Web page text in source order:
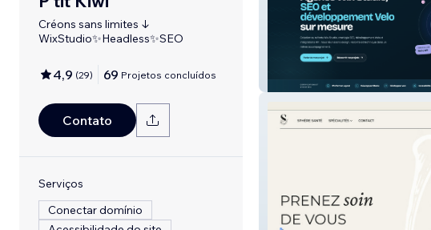
Créons sans limites ↓
WixStudio✨Headless✨SEO
4,9 (29) 69 Projetos concluídos
Contato
Serviços
Conectar domínio
P'tit Kiwi